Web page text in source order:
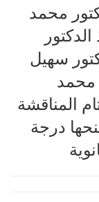
محمد
سهيل
محمد
المناقشة
درجة